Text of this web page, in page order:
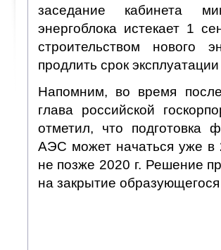
заседание кабинета
энергоблока истекает 1
строительством нового
продлить срок
Напомним, во время
глава российской
отметил, что подготовка
АЭС может начаться уже в
не позже 2020 г. Решение
на закрытие